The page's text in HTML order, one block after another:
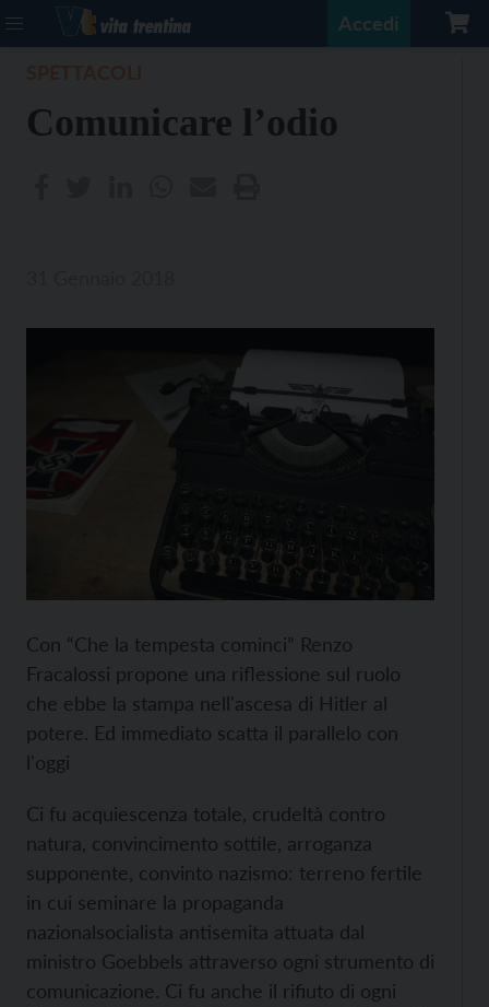
Accedi
Comunicare l’odio
Con “Che la tempesta cominci” Renzo
Fracalossi propone una riflessione sul ruolo
che ebbe la stampa nell'ascesa di Hitler al
potere. Ed immediato scatta il parallelo con
l'oggi
Ci fu acquiescenza totale, crudeltà contro
natura, convincimento sottile, arroganza
supponente, convinto nazismo: terreno fertile
in cui seminare la propaganda
nazionalsocialista antisemita attuata dal
ministro Goebbels attraverso ogni strumento di
comunicazione. Ci fu anche il rifiuto di ogni